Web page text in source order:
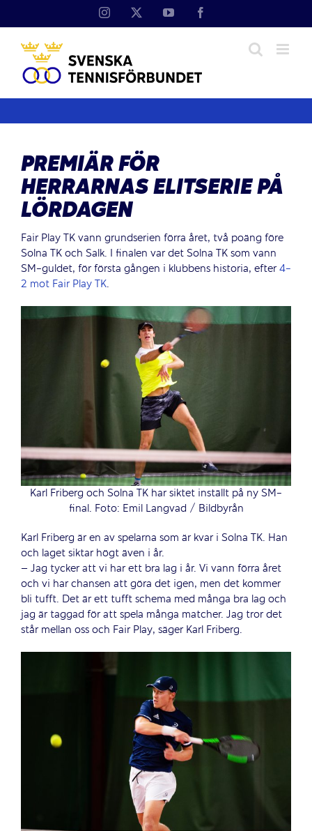
Instagram YouTube
PREMIÄR FÖR
HERRARNAS ELITSERIE PÅ
LÖRDAGEN
Fair Play TK vann grundserien förra året, två poäng före
Solna TK och Salk. I finalen var det Solna TK som vann
SM-guldet, för första gången i klubbens historia, efter4-
2 mot Fair Play TK.
Karl Friberg och Solna TK har siktet inställt på ny SM-
final. Foto: Emil Langvad / Bildbyrån
Karl Friberg är en av spelarna som är kvar i Solna TK. Han
och laget siktar högt även i år.
– Jag tycker att vi har ett bra lag i år. Vi vann förra året
och vi har chansen att göra det igen, men det kommer
bli tufft. Det är ett tufft schema med många bra lag och
jag är taggad för att spela många matcher. Jag tror det
står mellan oss och Fair Play, säger Karl Friberg.